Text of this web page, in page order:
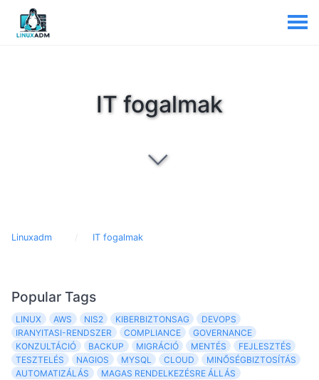
IT fogalmak
Linuxadm IT fogalmak
Popular Tags
LINUX AWS NIS2 KIBERBIZTONSAG
DEVOPS
IRANYITASI-RENDSZER
COMPLIANCE
GOVERNANCE
KONZULTÁCIÓ
BACKUP MIGRÁCIÓ MENTÉS
FEJLESZTÉS
TESZTELÉS
NAGIOS MYSQL CLOUD
MINŐSÉGBIZTOSÍTÁS
AUTOMATIZÁLÁS
MAGAS RENDELKEZÉSRE ÁLLÁS